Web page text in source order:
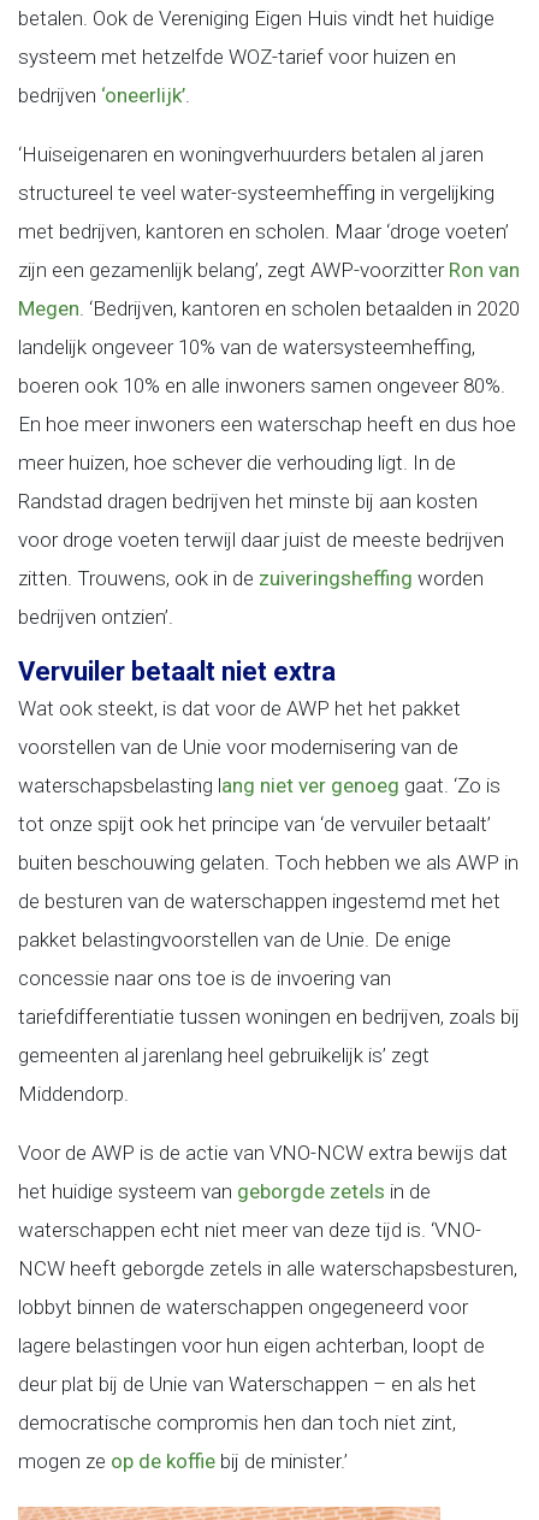
betalen. Ook de Vereniging Eigen Huis vindt het huidige
systeem met hetzelfde WOZ-tarief voor huizen en
bedrijven ‘oneerlijk’
‘Huiseigenaren en woningverhuurders betalen al jaren
structureel te veel water-systeemheffing in vergelijking
met bedrijven, kantoren en scholen. Maar ‘droge voeten’
zijn een gezamenlijk belang’, zegt AWP-voorzitter Ron van
Megen . ‘Bedrijven, kantoren en scholen betaalden in 2020
landelijk ongeveer 10% van de watersysteemheffing,
boeren ook 10% en alle inwoners samen ongeveer 80%.
En hoe meer inwoners een waterschap heeft en dus hoe
meer huizen, hoe schever die verhouding ligt. In de
Randstad dragen bedrijven het minste bij aan kosten
voor droge voeten terwijl daar juist de meeste bedrijven
zitten. Trouwens, ook in de zuiveringsheffing worden
bedrijven ontzien’.
Vervuiler betaalt niet extra
Wat ook steekt, is dat voor de AWP het het pakket
voorstellen van de Unie voor modernisering van de
waterschapsbelasting lang niet ver genoeg gaat. ‘Zo is
tot onze spijt ook het principe van ‘de vervuiler betaalt’
buiten beschouwing gelaten. Toch hebben we als AWP in
de besturen van de waterschappen ingestemd met het
pakket belastingvoorstellen van de Unie. De enige
concessie naar ons toe is de invoering van
tariefdifferentiatie tussen woningen en bedrijven, zoals bij
gemeenten al jarenlang heel gebruikelijk is’ zegt
Middendorp.
Voor de AWP is de actie van VNO-NCW extra bewijs dat
het huidige systeem van geborgde zetels in de
waterschappen echt niet meer van deze tijd is. ‘VNO-
NCW heeft geborgde zetels in alle waterschapsbesturen,
lobbyt binnen de waterschappen ongegeneerd voor
lagere belastingen voor hun eigen achterban, loopt de
deur plat bij de Unie van Waterschappen – en als het
democratische compromis hen dan toch niet zint,
mogen ze op de koffie bij de minister.’